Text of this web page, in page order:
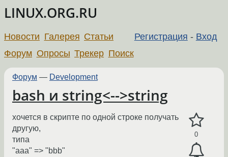
LINUX.ORG.RU
Регистрация - Вход
Новости Галерея Статьи
Форум Опросы Трекер Поиск
Форум — Development
bash и string<-->string
0
хочется в скрипте по одной строке получать
другую,
типа
"aaa" => "bbb"